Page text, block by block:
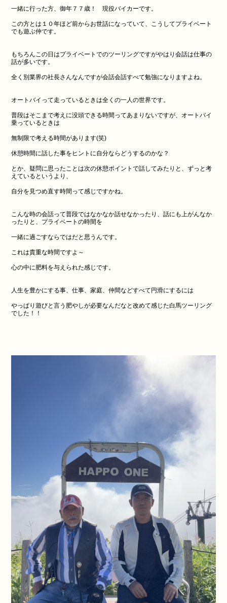
一緒に行った方、御年７７歳！ 現役バイカーです。
この方とは１０年ほど前からお世話になっていて、こうしてプライベート
でも遊ぶ仲です。
もちろんこの日はプライベートでのツーリングですがやはり会話は仕事の
話が多いです。
全く別業界の社長さんなんですが会話会話すべて勉強になりますよね。
オートバイって走っているときは全くの一人の世界です。
普段はそこまで考えに没頭できる時間ってあまりないですが、オートバイ
乗っているときは
無制限で考える時間があります(笑)
休憩時間に話した事をヒントに自分ならどうするのかな？
とか、疑問に思ったことは次の休憩ポイントで話してみたりと、ずっと考
えているというより、
自分を見つめ直す時間って感じですかね。
こんな時の会話って普段ではなかなか話せなかったり、話にも上がんなか
ったりと、プライベートの時間を
一緒に過ごすならではだと思うんです。
これは貴重な時間ですよ～
心の中に肥料を与えられた感じです。
人生を豊かにする事、仕事、家庭、仲間などすべて円滑にするには
やっぱり遊びと言う肥やしが必要なんだなと改めて感じた白馬ツーリング
でした！！